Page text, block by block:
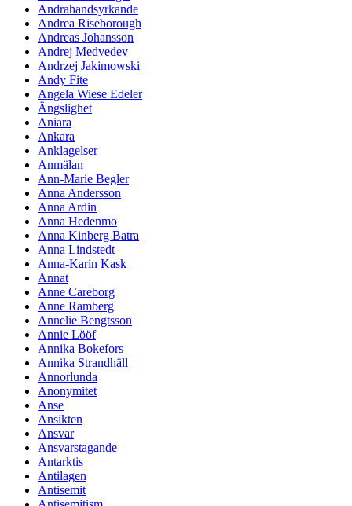
Andrahandsyrkande
Andrea Riseborough
Andreas Johansson
Andrej Medvedev
Andrzej Jakimowski
Andy Fite
Angela Wiese Edeler
Ängslighet
Aniara
Ankara
Anklagelser
Anmälan
Ann-Marie Begler
Anna Andersson
Anna Ardin
Anna Hedenmo
Anna Kinberg Batra
Anna Lindstedt
Anna-Karin Kask
Annat
Anne Careborg
Anne Ramberg
Annelie Bengtsson
Annie Lööf
Annika Bokefors
Annika Strandhäll
Annorlunda
Anonymitet
Anse
Ansikten
Ansvar
Ansvarstagande
Antarktis
Antilagen
Antisemit